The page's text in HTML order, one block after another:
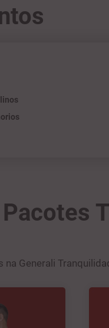
T
Generali